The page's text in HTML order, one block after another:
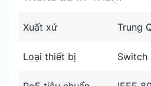
Xuất xứ Trung
Loại thiết bị Switch